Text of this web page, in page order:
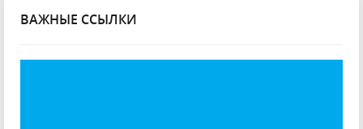
ВАЖНЫЕ ССЫЛКИ